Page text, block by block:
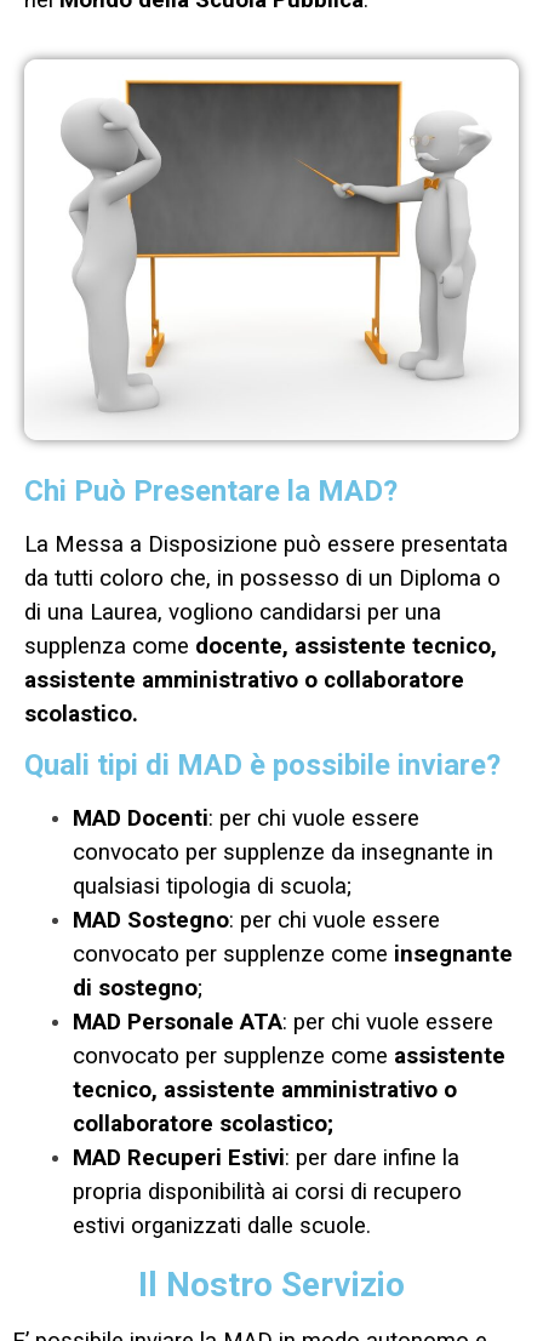
Chi Può Presentare la MAD?
La Messa a Disposizione può essere presentata
da tutti coloro che, in possesso di un Diploma o
di una Laurea, vogliono candidarsi per una
supplenza come docente, assistente tecnico,
assistente amministrativo o collaboratore
scolastico.
Quali tipi di MAD è possibile inviare?
MAD Docenti: per chi vuole essere
convocato per supplenze da insegnante in
qualsiasi tipologia di scuola;
MAD Sostegno: per chi vuole essere
convocato per supplenze come insegnante
di sostegno;
MAD Personale ATA: per chi vuole essere
convocato per supplenze come assistente
tecnico, assistente amministrativo o
collaboratore scolastico;
MAD Recuperi Estivi: per dare infine la
propria disponibilità ai corsi di recupero
estivi organizzati dalle scuole.
Il Nostro Servizio